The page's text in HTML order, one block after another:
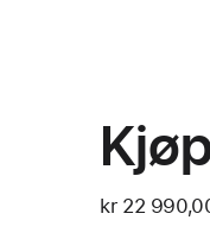
kr 22